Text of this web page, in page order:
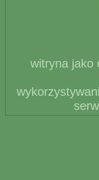
witryna jako